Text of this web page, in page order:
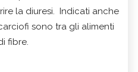
la diuresi. Indicati anche
sono tra gli alimenti
fibre.